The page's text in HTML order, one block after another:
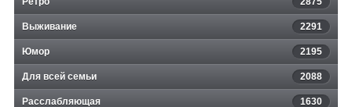
Выживание 2291
Юмор 2195
Для всей семьи 2088
Расслабляющая 1630